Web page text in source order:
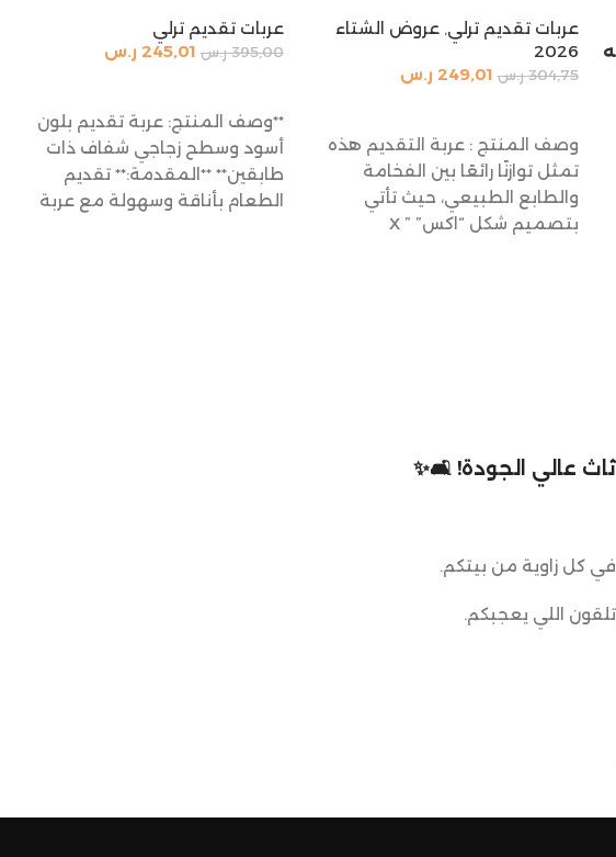
عربات تقديم ترلي, عروض الشتاء
2026
304,75 ر.س 249,01 ر.س
وصف المنتج : عربة التقديم هذه
تمثل توازنًا رائعًا بين الفخامة
والطابع الطبيعي، حيث تأتي
بتصميم شكل “اكس” ” X
عربات تقديم ترلي
395,00 ر.س 245,01 ر.س
**وصف المنتج: عربة تقديم بلون
أسود وسطح زجاجي شفاف ذات
طابقين** **المقدمة:** تقديم
الطعام بأناقة وسهولة مع عربة
عالي الجودة! 🛋️✨
كل زاوية من بيتكم.
تلقون اللي يعجبكم.